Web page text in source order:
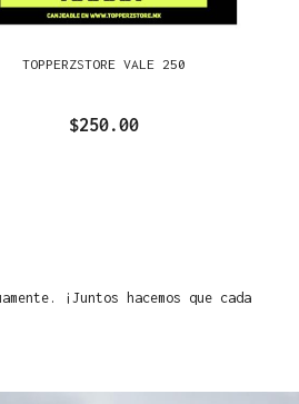
TOPPERZSTORE VALE 250
$250.00
¡Juntos hacemos que cada